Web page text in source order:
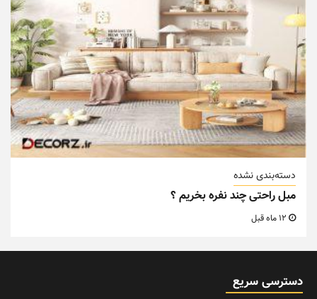
دسته‌بندی نشده
مبل راحتی چند نفره بخریم ؟
دسترسی سریع